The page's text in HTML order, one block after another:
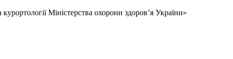
Міністерства охорони здоров’я України»